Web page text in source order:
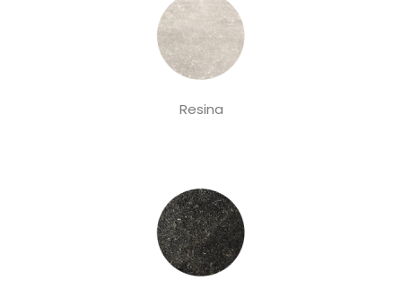
Resina